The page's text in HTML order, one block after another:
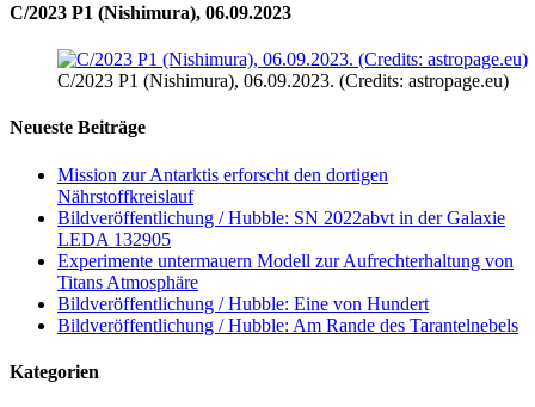
C/2023 P1 (Nishimura), 06.09.2023
C/2023 P1 (Nishimura), 06.09.2023. (Credits: astropage.eu)
Neueste Beiträge
Mission zur Antarktis erforscht den dortigen
Nährstoffkreislauf
Bildveröffentlichung / Hubble: SN 2022abvt in der Galaxie
LEDA 132905
Experimente untermauern Modell zur Aufrechterhaltung von
Titans Atmosphäre
Bildveröffentlichung / Hubble: Eine von Hundert
Bildveröffentlichung / Hubble: Am Rande des Tarantelnebels
Kategorien